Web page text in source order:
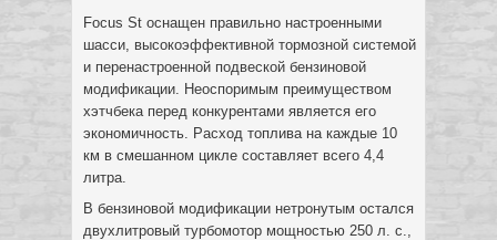
Focus St оснащен правильно настроенными
шасси, высокоэффективной тормозной системой
и перенастроенной подвеской бензиновой
модификации. Неоспоримым преимуществом
хэтчбека перед конкурентами является его
экономичность. Расход топлива на каждые 10
км в смешанном цикле составляет всего 4,4
литра.
В бензиновой модификации нетронутым остался
двухлитровый турбомотор мощностью 250 л. с.,